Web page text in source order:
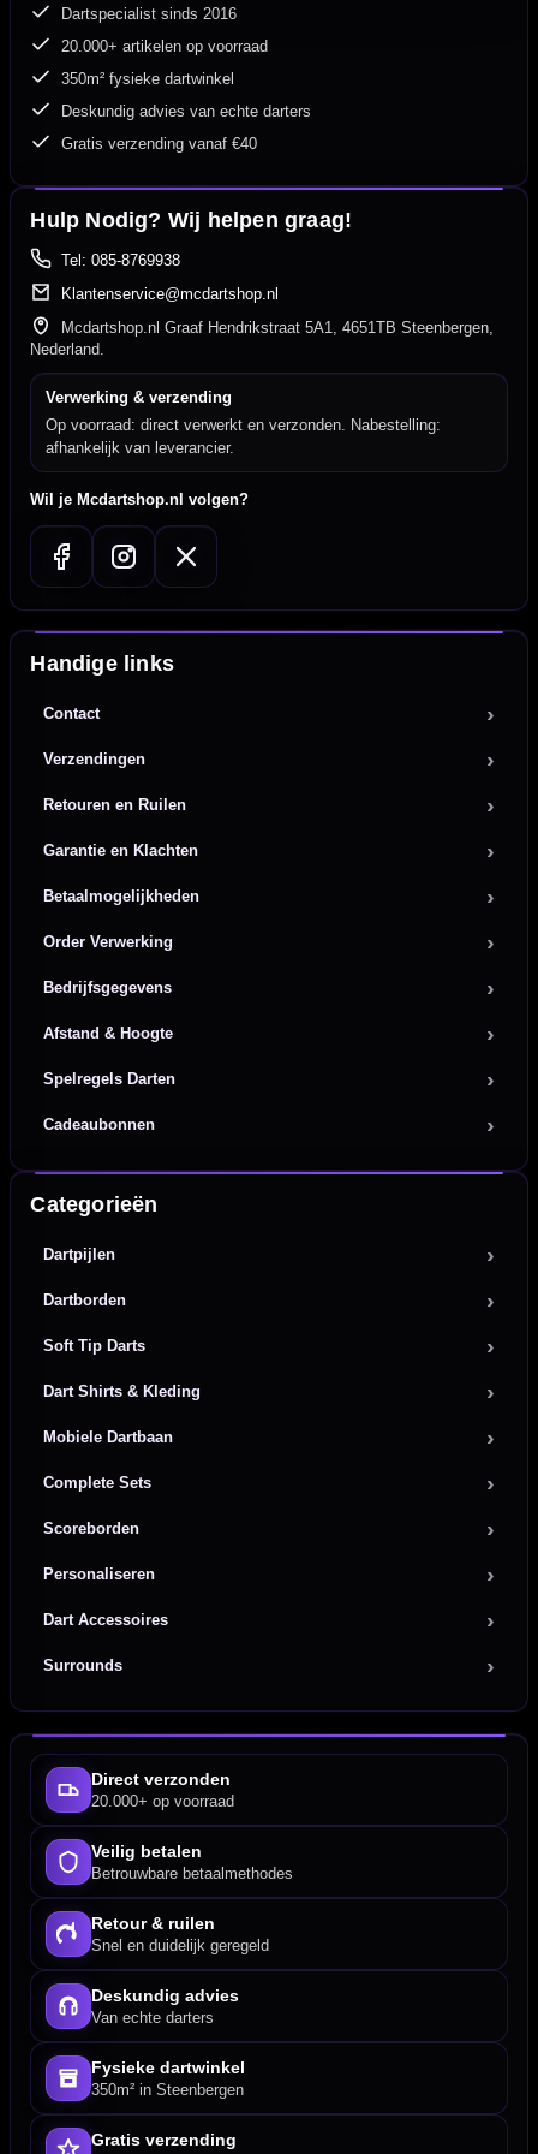
Dartspecialist sinds 2016
20.000+ artikelen op voorraad
350m² fysieke dartwinkel
Deskundig advies van echte darters
Gratis verzending vanaf €40
Hulp Nodig? Wij helpen graag!
Tel: 085-8769938
Klantenservice@mcdartshop.nl
Mcdartshop.nl Graaf Hendrikstraat 5A1, 4651TB Steenbergen,
Nederland.
Verwerking & verzending
Op voorraad: direct verwerkt en verzonden. Nabestelling:
afhankelijk van leverancier.
Wil je Mcdartshop.nl volgen?
Handige links
Contact
Verzendingen
Retouren en Ruilen
Garantie en Klachten
Betaalmogelijkheden
Order Verwerking
Bedrijfsgegevens
Afstand & Hoogte
Spelregels Darten
Cadeaubonnen
Categorieën
Dartpijlen
Dartborden
Soft Tip Darts
Dart Shirts & Kleding
Mobiele Dartbaan
Complete Sets
Scoreborden
Personaliseren
Dart Accessoires
Surrounds
Direct verzonden
20.000+ op voorraad
Veilig betalen
Betrouwbare betaalmethodes
Retour & ruilen
Snel en duidelijk geregeld
Deskundig advies
Van echte darters
Fysieke dartwinkel
350m² in Steenbergen
Gratis verzending